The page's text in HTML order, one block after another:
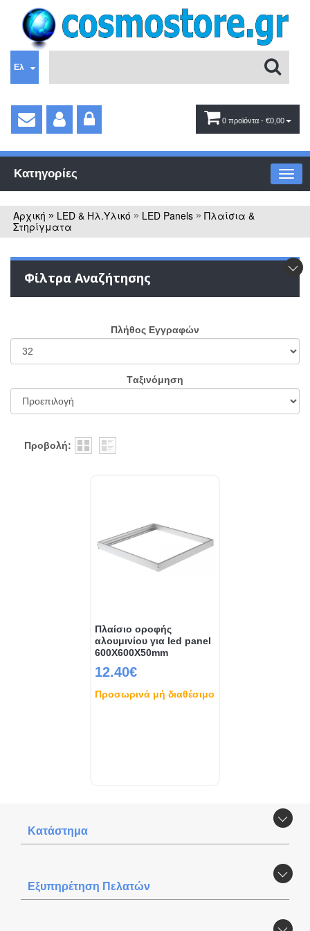
Ελ
0 προϊόντα - €0,00
Κατηγορίες
Αρχική » LED & Ηλ.Υλικό » LED Panels » Πλαίσια &
Στηρίγματα
Φίλτρα Αναζήτησης
Πλήθος Εγγραφών
Tαξινόμηση
Προβολή:
Πλαίσιο οροφής
αλουμινίου για led panel
600Χ600X50mm
12.40€
Προσωρινά μή διαθέσιμο
Κατάστημα
Εξυπηρέτηση Πελατών